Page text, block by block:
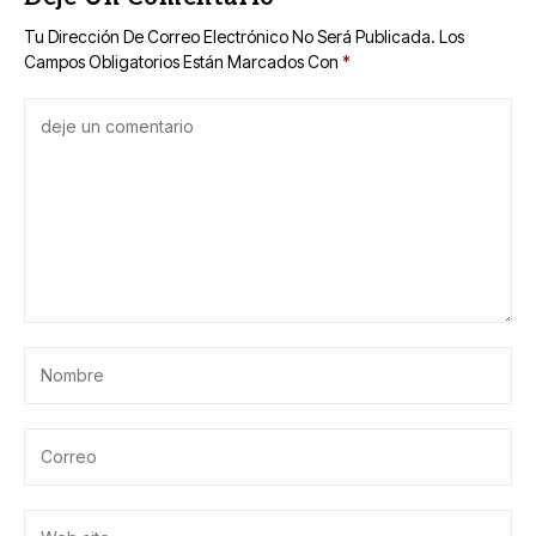
Tu Dirección De Correo Electrónico No Será Publicada. Los
Campos Obligatorios Están Marcados Con *